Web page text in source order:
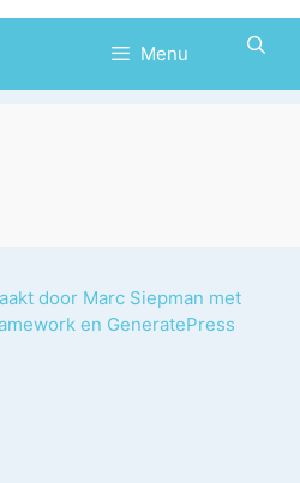
Menu
door Marc Siepman met
en GeneratePress